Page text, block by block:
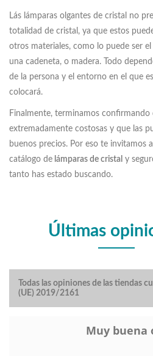
Lás lámparas olgantes de cristal no
totalidad de cristal, ya que estos
otros materiales, como lo puede ser
una cadeneta, o madera. Todo
de la persona y el entorno en el que
colocará.
Finalmente, terminamos confirmando
extremadamente costosas y que las
buenos precios. Por eso te invitamos
catálogo de lámparas de cristal y
tanto has estado buscando.
Últimas
Todas las opiniones de las tiendas
(UE) 2019/2161
Muy buena